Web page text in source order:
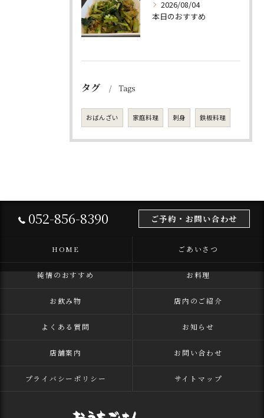
2026/08/04
本日のおすすめ
タグ Tags
おばんざい 家庭料理 刺身 鉄板料理
052-856-8390 ご予約・お問い合わせ
HOME ごあいさつ
純情のおすすめ お料理
お飲み物 店内のご紹介
よくある質問 お知らせ
店舗案内 お問い合わせ
プライバシーポリシー サイトマップ